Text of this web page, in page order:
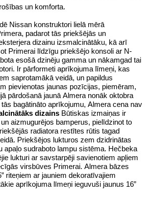
un komforta.
Nissan konstruktori lielā mērā
padarot tās priekšējās un
dizainu izsmalcinātāku, kā arī
Primerai līdzīgu priekšējo konsoli ar N-
esošā dzinēju gamma un nākamgad tai
Ir pārformeti aprīkojuma līmeņi, kas
saprotamākā veidā, un papildus
pievienotas jaunas pozīcijas, piemēram,
pārdošanā jaunā Almera nonāk oktobra
bagātināto aprīkojumu, Almera cena nav
dizains
aizmugurējos bamperus, pielīdzinot to
radiatora restītes rūtis tagad
Priekšējos lukturos zem dzidrinātas
apaļo sudraboto lampu sistēma. Hečbeka
lukturi ar savstarpēji savienotiem apļiem
virsbūves Primerai. Almera bāzes
riteņiem ar jauniem dekoratīvajiem
aprīkojuma līmeņi ieguvuši jaunus 16”